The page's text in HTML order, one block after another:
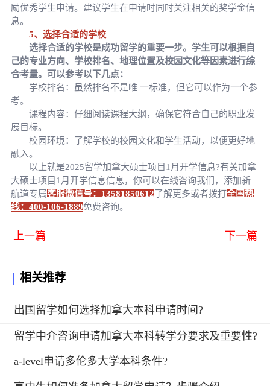
励优秀学生申请。建议学生在申请时同时关注相关的奖学金信
息。
5、选择合适的学校
选择合适的学校是成功留学的重要一步。学生可以根据自
己的专业方向、学校排名、地理位置及校园文化等因素进行综
合考量。可以参考以下几点：
学校排名：虽然排名不是唯 一标准，但它可以作为一个参
考。
课程内容：仔细阅读课程大纲，确保它符合自己的职业发
展目标。
校园环境：了解学校的校园文化和学生活动，以便更好地
融入。
以上就是2025留学加拿大硕士项目1月开学信息?有关加拿
大硕士项目1月开学信息信息，你可以在线咨询我们，添加新
航道专属客服微信号：13581850612 了解更多或者拨打全国热
线：400-106-1889免费咨询。
上一篇 下一篇
相关推荐
出国留学如何选择加拿大本科申请时间?
留学中介咨询申请加拿大本科转学分要求及重要性?
a-level申请多伦多大学本科条件?